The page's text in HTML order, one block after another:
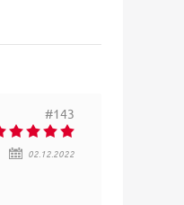
#143
02.12.2022